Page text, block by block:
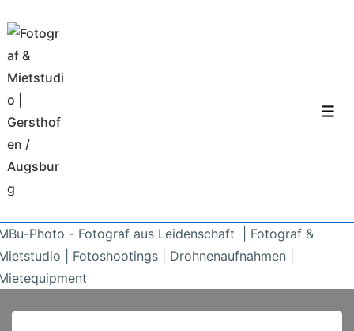
Zum
Inhalt
Photo - Fotograf aus Leidenschaft | Fotograf &
| Fotoshootings | Drohnenaufnahmen |